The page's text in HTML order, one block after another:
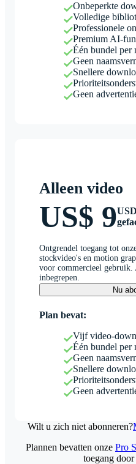
Onbeperkte
Volledige
Professionele
Premium AI-
Één bundel per
Geen
Snellere
Geen
Alleen video
US$ 9
Ontgrendel toegang tot
stockvideo's en motion
voor commercieel gebruik.
inbegrepen.
Nu
Plan bevat:
Vijf video-
Één bundel per
Geen
Snellere
Geen
Wilt u zich niet abonneren?
Plannen bevatten onze Pro
toegang